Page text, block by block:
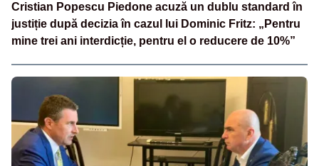
Cristian Popescu Piedone acuză un dublu standard în
justiție după decizia în cazul lui Dominic Fritz: „Pentru
mine trei ani interdicție, pentru el o reducere de 10%”